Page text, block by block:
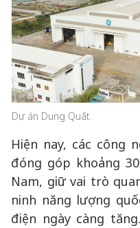
Dự án Dung Quất.
Hiện nay, các công
đóng góp khoảng
Nam, giữ vai trò
ninh năng lượng
điện ngày càng